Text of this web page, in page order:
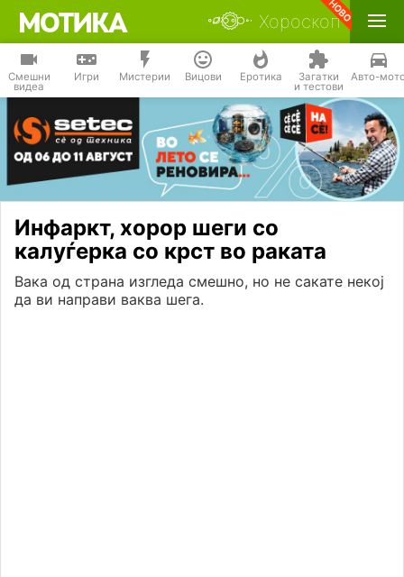
Хороскоп
Смешни
видеа
Игри Мистерии Вицови Еротика Загатки
и тестови
Авто-
Инфаркт, хорор шеги со
калуѓерка со крст во раката
Вака од страна изгледа смешно, но не сакате некој
да ви направи ваква шега.